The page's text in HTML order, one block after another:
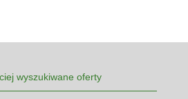
wyszukiwane oferty